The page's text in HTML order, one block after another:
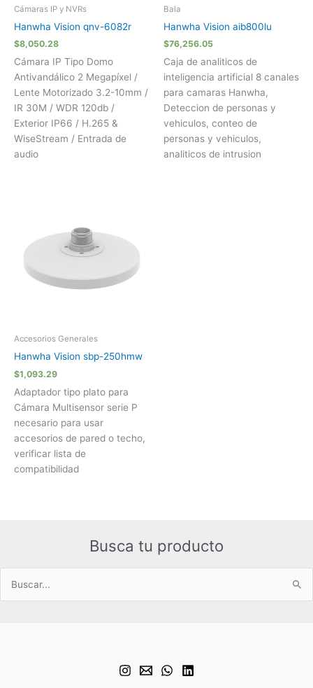
Cámaras IP y NVRs
Hanwha Vision qnv-6082r
$8,050.28
Cámara IP Tipo Domo
Antivandálico 2 Megapíxel /
Lente Motorizado 3.2-10mm /
IR 30M / WDR 120db /
Exterior IP66 / H.265 &
WiseStream / Entrada de
audio
Bala
Hanwha Vision aib800lu
$76,256.05
Caja de analiticos de
inteligencia artificial 8 canales
para camaras Hanwha,
Deteccion de personas y
vehiculos, conteo de
personas y vehiculos,
analiticos de intrusion
Accesorios Generales
Hanwha Vision sbp-250hmw
$1,093.29
Adaptador tipo plato para
Cámara Multisensor serie P
necesario para usar
accesorios de pared o techo,
verificar lista de
compatibilidad
Busca tu producto
Buscar
por: